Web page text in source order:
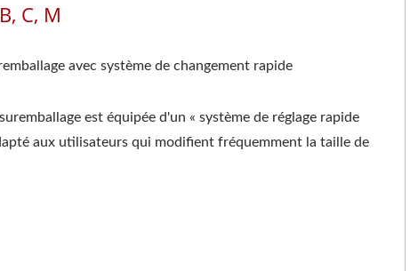
C, M
avec système de changement rapide
est équipée d'un « système de réglage rapide
aux utilisateurs qui modifient fréquemment la taille de